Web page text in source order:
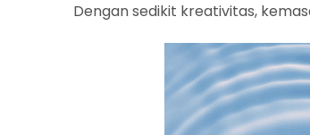
Dengan sedikit kreativitas,